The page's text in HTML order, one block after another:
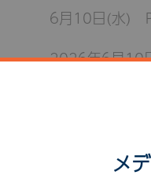
6月10日(水)
2026年6月10
メ